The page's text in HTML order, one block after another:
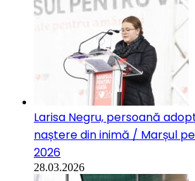
Larisa Negru, persoană
naștere din inimă / Marșul
2026
28.03.2026